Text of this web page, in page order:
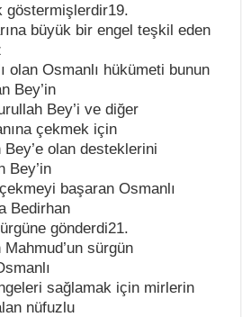
göstermişlerdir19.
büyük bir engel teşkil eden
olan Osmanlı hükümeti bunun
Bey’in
Bey’i ve diğer
çekmek için
olan desteklerini
Bey’in
başaran Osmanlı
Bedirhan
gönderdi21.
sürgün
sağlamak için mirlerin
nüfuzlu